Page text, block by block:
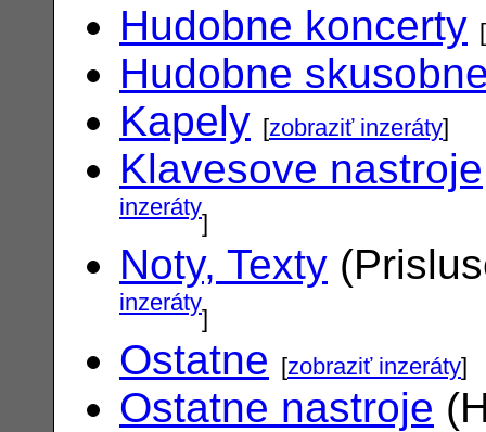
Hudobne koncerty [
Hudobne
Kapely [zobraziť inzeráty]
Klavesove nastroje
inzeráty]
Noty, Texty
inzeráty]
Ostatne [zobraziť inzeráty]
Ostatne nastroje